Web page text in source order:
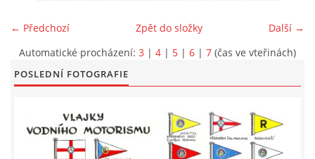
KONTAKTY
VSTUP PRO ČLENY
← Předchozí Další →
Zpět do složky
Automatické procházení: 3 | 4 | 5 | 6 | 7 (čas ve vteřinách)
POSLEDNÍ FOTOGRAFIE